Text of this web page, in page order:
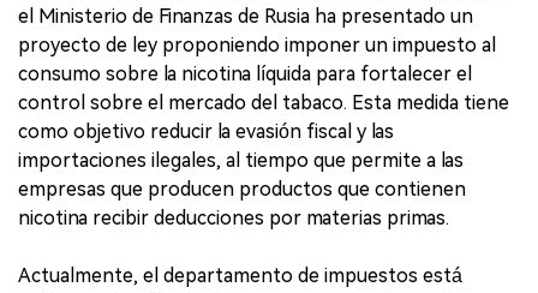
el Ministerio de Finanzas de Rusia ha presentado un
proyecto de ley proponiendo imponer un impuesto al
consumo sobre la nicotina líquida para fortalecer el
control sobre el mercado del tabaco. Esta medida tiene
como objetivo reducir la evasión fiscal y las
importaciones ilegales, al tiempo que permite a las
empresas que producen productos que contienen
nicotina recibir deducciones por materias primas.
Actualmente, el departamento de impuestos está